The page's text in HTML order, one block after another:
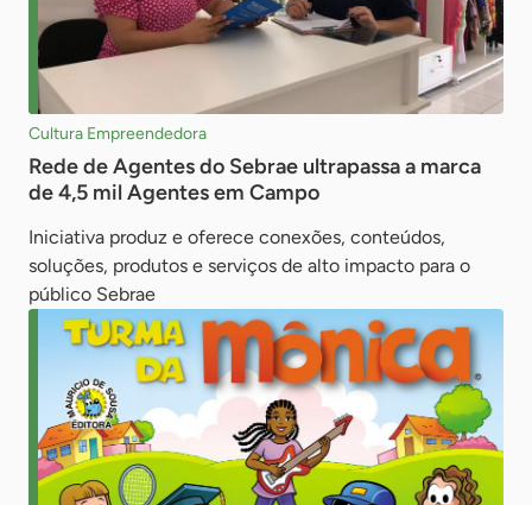
Cultura Empreendedora
Rede de Agentes do Sebrae ultrapassa a marca
de 4,5 mil Agentes em Campo
Iniciativa produz e oferece conexões, conteúdos,
soluções, produtos e serviços de alto impacto para o
público Sebrae